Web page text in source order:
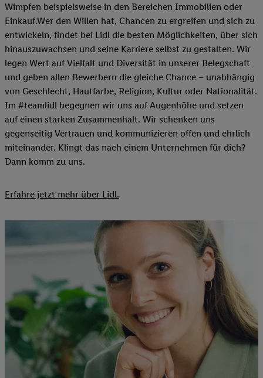
Wimpfen beispielsweise in den Bereichen Immobilien oder
Einkauf.Wer den Willen hat, Chancen zu ergreifen und sich zu
entwickeln, findet bei Lidl die besten Möglichkeiten, über sich
hinauszuwachsen und seine Karriere selbst zu gestalten. Wir
legen Wert auf Vielfalt und Diversität in unserer Belegschaft
und geben allen Bewerbern die gleiche Chance – unabhängig
von Geschlecht, Hautfarbe, Religion, Kultur oder Nationalität.
Im #teamlidl begegnen wir uns auf Augenhöhe und setzen
auf einen starken Zusammenhalt. Wir schenken uns
gegenseitig Vertrauen und kommunizieren offen und ehrlich
miteinander. Klingt das nach einem Unternehmen für dich?
Dann komm zu uns.​
Erfahre jetzt mehr über Lidl.